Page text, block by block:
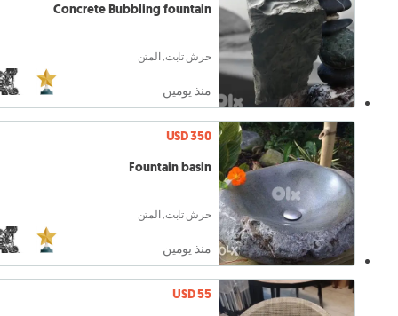
Concrete Bubbling fountain
حرش تابت, المتن
منذ يومين
USD 350
Fountain basin
حرش تابت, المتن
منذ يومين
USD 55